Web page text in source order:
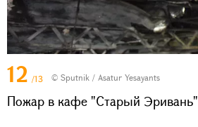
12 /13 © Sputnik / Asatur Yesayants
Пожар в кафе "Старый Эривань"